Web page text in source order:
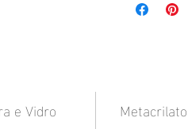
e Vidro Metacrilato